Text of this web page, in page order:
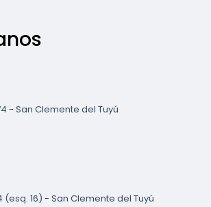
- San Clemente del Tuyú
4 (esq. 16) - San Clemente del Tuyú